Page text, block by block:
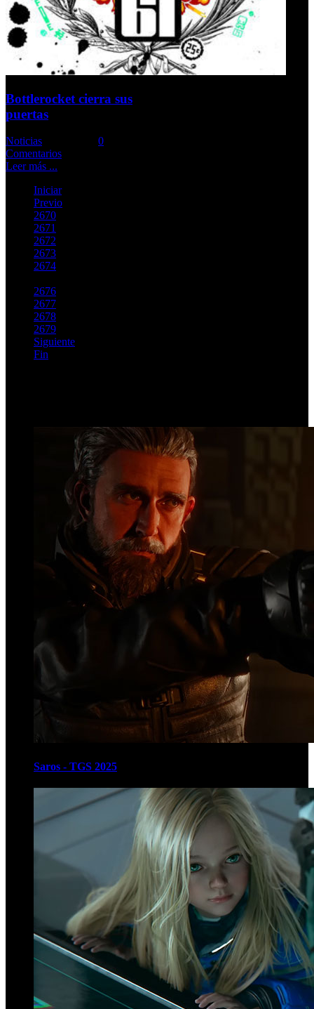
Bottlerocket cierra sus
puertas
Noticias
0
Comentarios
Leer más ...
Iniciar
Previo
2670
2671
2672
2673
2674
2676
2677
2678
2679
Siguiente
Fin
Saros - TGS 2025